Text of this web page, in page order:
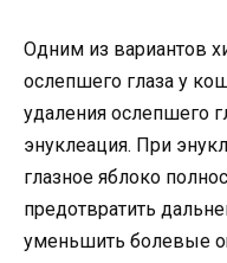
Одним из вариантов
ослепшего глаза у
удаления ослепшего
энуклеация. При
глазное яблоко
предотвратить
уменьшить болевые